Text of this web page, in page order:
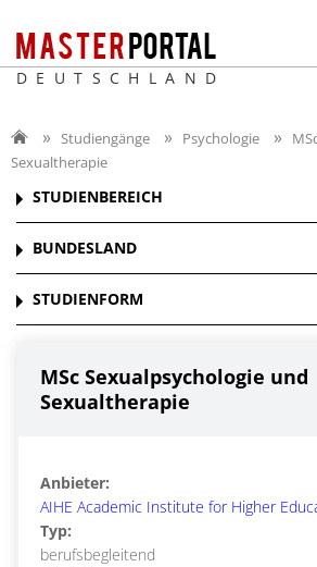
DEUTSCHLAND
Studiengänge Psychologie
Sexualtherapie
STUDIENBEREICH
BUNDESLAND
STUDIENFORM
MSc Sexualpsychologie und
Sexualtherapie
Anbieter:
AIHE Academic Institute for Higher
Typ:
berufsbegleitend